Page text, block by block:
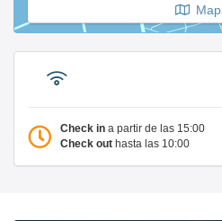
Check in a partir de las 15:00
Check out hasta las 10:00